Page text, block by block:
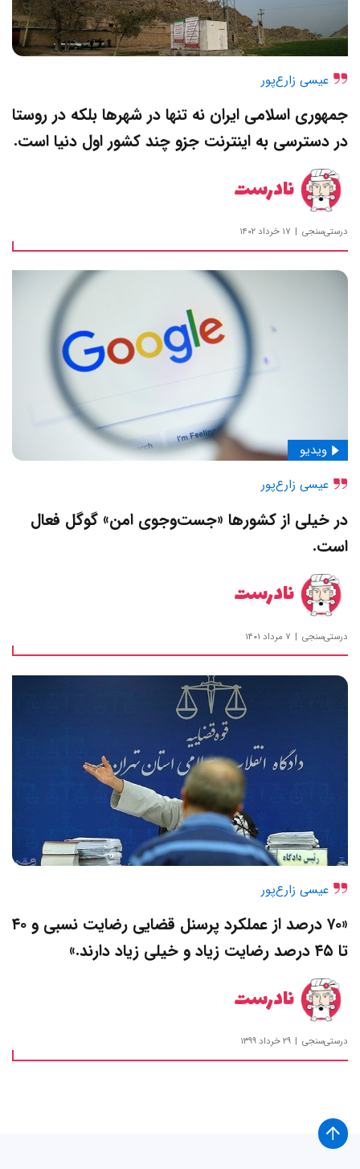
عیسی زارع‌پور
جمهوری اسلامی ایران نه تنها در شهرها بلکه در روستا
در دسترسی به اینترنت جزو چند کشور اول دنیا است.
نادرست
درستی‌سنجی ۱۷ خرداد ۱۴۰۲
عیسی زارع‌پور
ویدیو
در خیلی از کشورها «جست‌وجوی امن» گوگل فعال
است.
نادرست
درستی‌سنجی ۷ مرداد ۱۴۰۱
عیسی زارع‌پور
«۷۰ درصد از عملکرد پرسنل قضایی رضایت نسبی و ۴۰
تا ۴۵ درصد رضایت زیاد و خیلی زیاد دارند.»
نادرست
درستی‌سنجی ۲۹ خرداد ۱۳۹۹